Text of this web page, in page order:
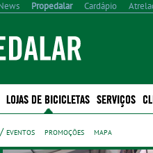
Propedalar Cardápio
LOJAS DE BICICLETAS SERVIÇOS
eventos promoções mapa